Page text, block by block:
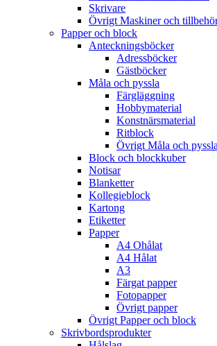
Skrivare
Övrigt Maskiner och
Papper och block
Anteckningsböcker
Adressböcker
Gästböcker
Måla och pyssla
Färgläggning
Hobbymaterial
Konstnärsmaterial
Ritblock
Övrigt Måla och pyssla
Block och blockkuber
Notisar
Blanketter
Kollegieblock
Kartong
Etiketter
Papper
A4 Ohålat
A4 Hålat
A3
Färgat papper
Fotopapper
Övrigt papper
Övrigt Papper och block
Skrivbordsprodukter